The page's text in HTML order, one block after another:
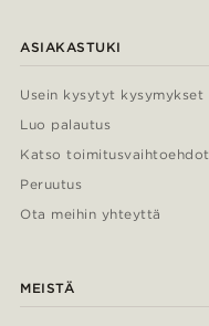
ASIAKASTUKI
Usein kysytyt kysymykset
Luo palautus
Katso toimitusvaihtoehdot
Peruutus
Ota meihin yhteyttä
MEISTÄ